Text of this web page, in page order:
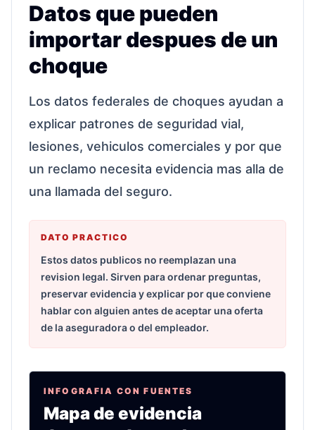
Datos que pueden
importar despues de un
choque
Los datos federales de choques ayudan a
explicar patrones de seguridad vial,
lesiones, vehiculos comerciales y por que
un reclamo necesita evidencia mas alla de
una llamada del seguro.
DATO PRACTICO
Estos datos publicos no reemplazan una
revision legal. Sirven para ordenar preguntas,
preservar evidencia y explicar por que conviene
hablar con alguien antes de aceptar una oferta
de la aseguradora o del empleador.
INFOGRAFIA CON FUENTES
Mapa de evidencia